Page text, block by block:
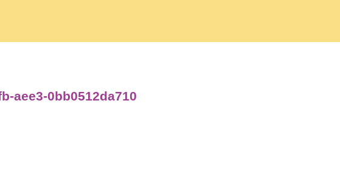
aee3-0bb0512da710